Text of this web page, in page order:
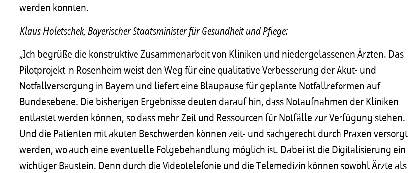
werden konnten.
Klaus Holetschek, Bayerischer Staatsminister für Gesundheit und Pflege:
„Ich begrüße die konstruktive Zusammenarbeit von Kliniken und niedergelassenen Ärzten. Das
Pilotprojekt in Rosenheim weist den Weg für eine qualitative Verbesserung der Akut- und
Notfallversorgung in Bayern und liefert eine Blaupause für geplante Notfallreformen auf
Bundesebene. Die bisherigen Ergebnisse deuten darauf hin, dass Notaufnahmen der Kliniken
entlastet werden können, so dass mehr Zeit und Ressourcen für Notfälle zur Verfügung stehen.
Und die Patienten mit akuten Beschwerden können zeit- und sachgerecht durch Praxen versorgt
werden, wo auch eine eventuelle Folgebehandlung möglich ist. Dabei ist die Digitalisierung ein
wichtiger Baustein. Denn durch die Videotelefonie und die Telemedizin können sowohl Ärzte als